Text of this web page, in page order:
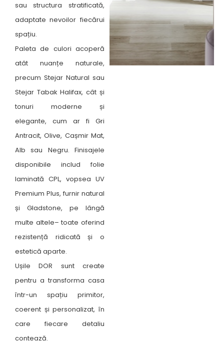
sau structura stratificată,
adaptate nevoilor fiecărui
spațiu.
Paleta de culori acoperă
atât nuanțe naturale,
precum Stejar Natural sau
Stejar Tabak Halifax, cât și
tonuri moderne și
elegante, cum ar fi Gri
Antracit, Olive, Cașmir Mat,
Alb sau Negru. Finisajele
disponibile includ folie
laminată CPL, vopsea UV
Premium Plus, furnir natural
și Gladstone, pe lângă
multe altele– toate oferind
rezistență ridicată și o
estetică aparte.
Ușile DOR sunt create
pentru a transforma casa
într-un spațiu primitor,
coerent și personalizat, în
care fiecare detaliu
contează.